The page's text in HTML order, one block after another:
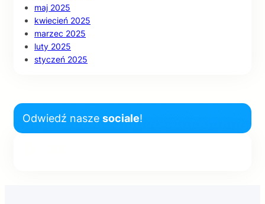
maj 2025
kwiecień 2025
marzec 2025
luty 2025
styczeń 2025
Odwiedź nasze sociale!